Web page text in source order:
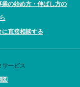
業の始め方・伸ばし方の
に直接相談する
サービス
図